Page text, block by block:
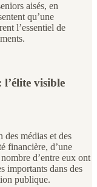
aisés, en
qu’une
l’essentiel de
l’élite visible
des médias et des
financière, d’une
d’entre eux ont
importants dans des
publique.